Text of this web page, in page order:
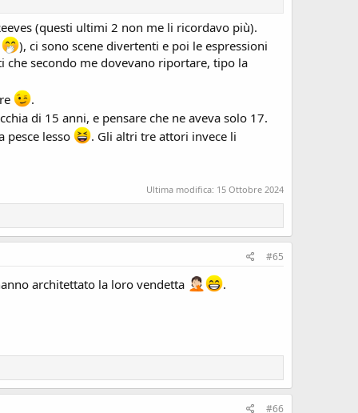
(questi ultimi 2 non me li ricordavo più).
), ci sono scene divertenti e poi le espressioni
secondo me dovevano riportare, tipo la
.
di 15 anni, e pensare che ne aveva solo 17.
pesce lesso
. Gli altri tre attori invece li
Ultima modifica: 15 Ottobre 2024
#65
architettato la loro vendetta .
#66